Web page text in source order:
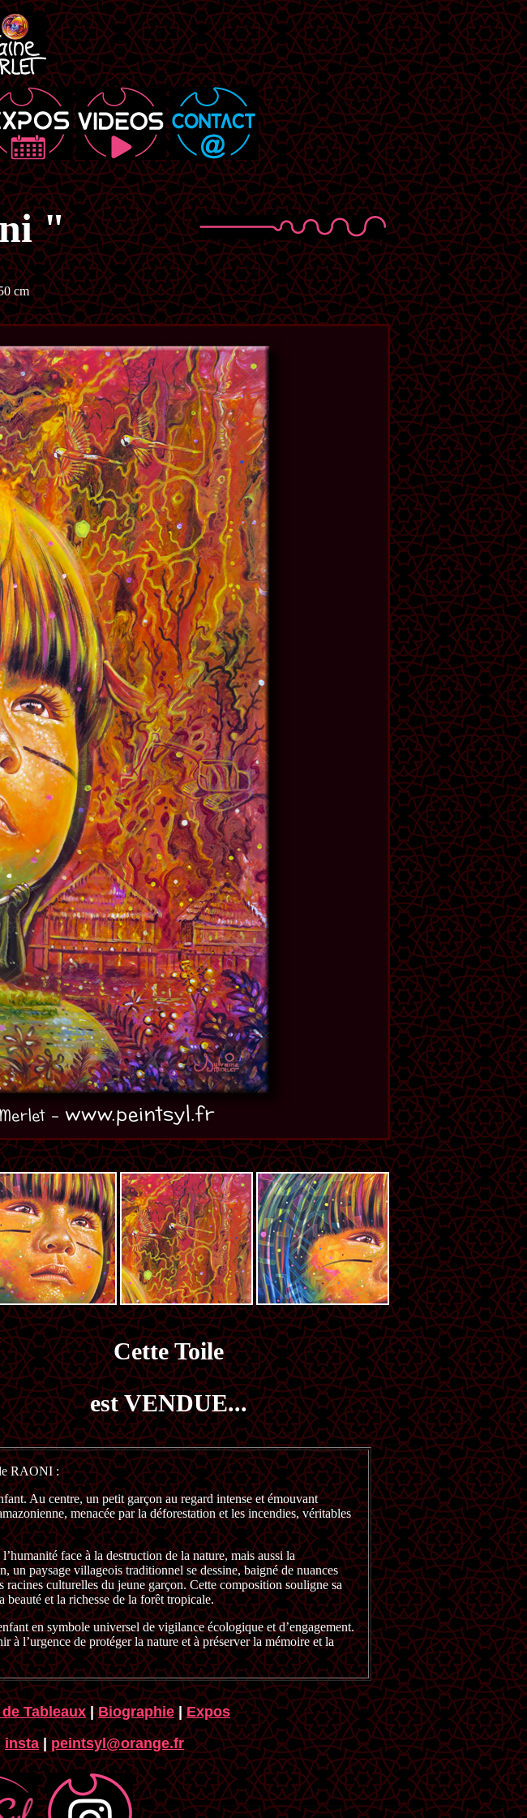
"
cm
Cette Toile
est VENDUE...
RAONI :
Au centre, un petit garçon au regard intense et émouvant
menacée par la déforestation et les incendies, véritables
face à la destruction de la nature, mais aussi la
un paysage villageois traditionnel se dessine, baigné de nuances
culturelles du jeune garçon. Cette composition souligne sa
et la richesse de la forêt tropicale.
en symbole universel de vigilance écologique et d’engagement.
à l’urgence de protéger la nature et à préserver la mémoire et la
Tableaux |Biographie|Expos
insta|peintsyl@orange.fr